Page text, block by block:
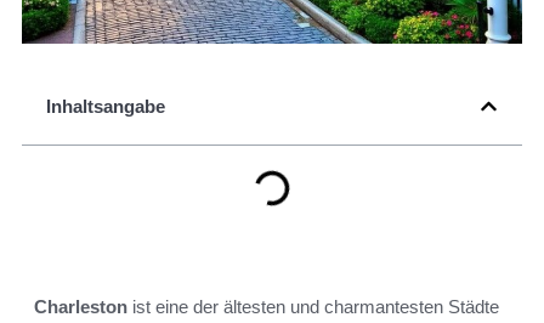
Inhaltsangabe
Charleston ist eine der ältesten und charmantesten Städte